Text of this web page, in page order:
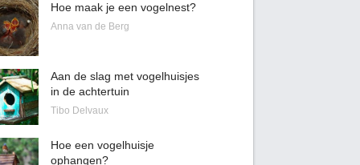
Hoe maak je een vogelnest?
Anna van de Berg
Aan de slag met vogelhuisjes
in de achtertuin
Tibo Delvaux
Hoe een vogelhuisje
ophangen?